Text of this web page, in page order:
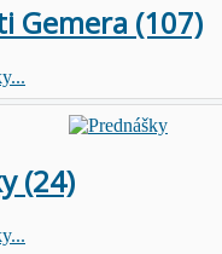
Gemera (107)
(24)